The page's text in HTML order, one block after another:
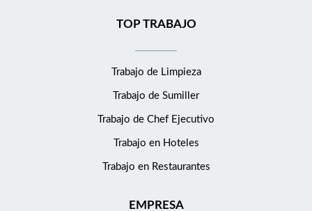
TOP TRABAJO
Trabajo de Limpieza
Trabajo de Sumiller
Trabajo de Chef Ejecutivo
Trabajo en Hoteles
Trabajo en Restaurantes
EMPRESA